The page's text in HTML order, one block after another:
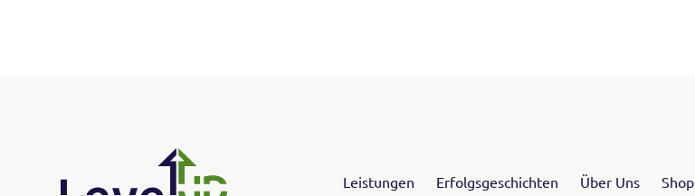
Leistungen Erfolgsgeschichten Über Uns Shop